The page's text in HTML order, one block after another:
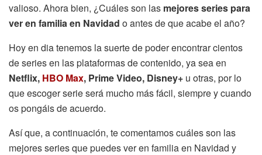
valioso. Ahora bien, ¿Cuáles son las mejores series para
ver en familia en Navidad o antes de que acabe el año?
Hoy en dia tenemos la suerte de poder encontrar cientos
de series en las plataformas de contenido, ya sea en
Netflix, HBO Max, Prime Video, Disney+ u otras, por lo
que escoger serie será mucho más fácil, siempre y cuando
os pongáis de acuerdo.
Así que, a continuación, te comentamos cuáles son las
mejores series que puedes ver en familia en Navidad y